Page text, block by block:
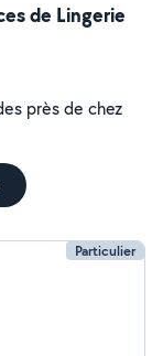
de Lingerie
près de chez
Particulier